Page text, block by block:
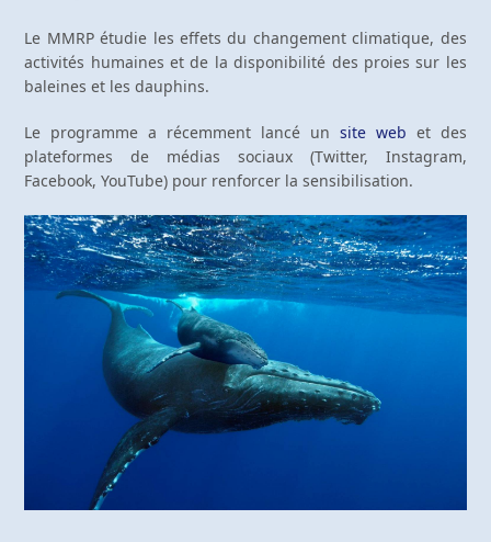
Le MMRP étudie les effets du changement climatique, des
activités humaines et de la disponibilité des proies sur les
baleines et les dauphins.
Le programme a récemment lancé un site web et des
plateformes de médias sociaux (Twitter, Instagram,
Facebook, YouTube) pour renforcer la sensibilisation.